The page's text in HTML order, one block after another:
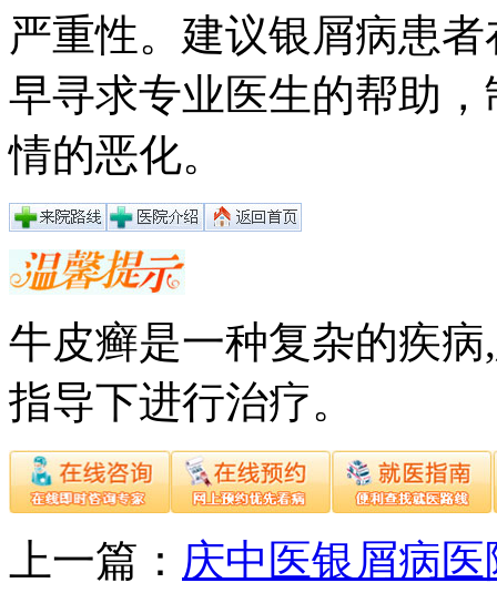
严重性。建议银屑病患
早寻求专业医生的帮助
情的恶化。
牛皮癣是一种复杂的疾
指导下进行治疗。
上一篇： 庆中医银屑病医